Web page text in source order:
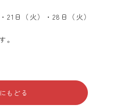
21日（火）・28日（火）
。
もどる